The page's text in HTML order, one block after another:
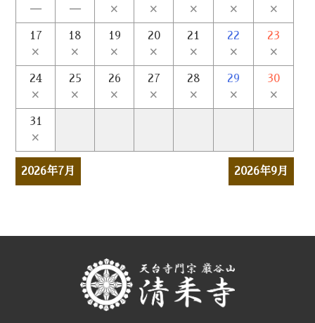
－ － × × × × ×
17
×
18
×
19
×
20
×
21
×
22
×
23
×
24
×
25
×
26
×
27
×
28
×
29
×
30
×
31
×
2026年7月 2026年9月